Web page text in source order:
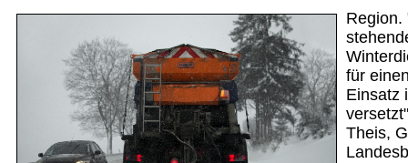
Region.
für
Einsatz
Theis,